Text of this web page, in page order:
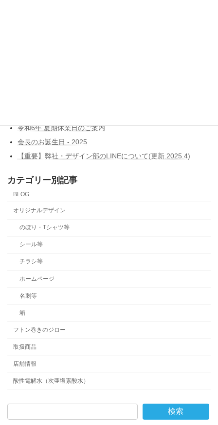
令和6年 夏期休業日のご案内
会長のお誕生日 - 2025
【重要】弊社・デザイン部のLINEについて(更新.2025.4)
カテゴリー別記事
BLOG
オリジナルデザイン
のぼり・Tシャツ等
シール等
チラシ等
ホームページ
名刺等
箱
フトン巻きのジロー
取扱商品
店舗情報
酸性電解水（次亜塩素酸水）
検索